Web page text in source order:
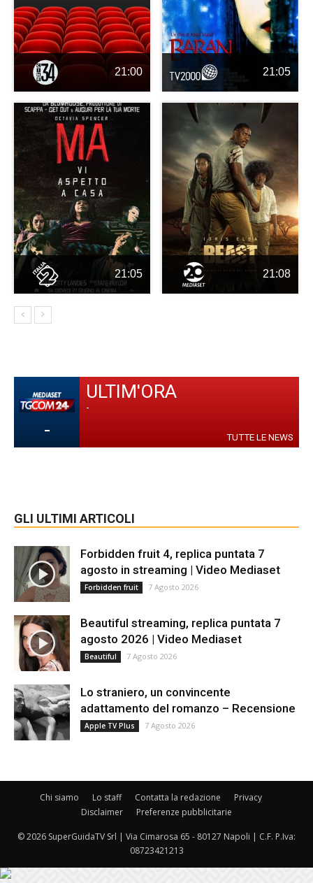
21:00 21:05
21:05 21:08
-
ULTIM'ORA
-
TUTTE LE NEWS
GLI ULTIMI ARTICOLI
Forbidden fruit 4, replica puntata 7
agosto in streaming | Video Mediaset
Forbidden fruit 7 Agosto 2026
Beautiful streaming, replica puntata 7
agosto 2026 | Video Mediaset
Beautiful 7 Agosto 2026
Lo straniero, un convincente
adattamento del romanzo – Recensione
Apple TV Plus 7 Agosto 2026
Chi siamo Lo staff Contatta la redazione
Privacy
Disclaimer
Preferenze pubblicitarie
© 2026 SuperGuidaTV Srl | Via Cimarosa 65 - 80127 Napoli | C.F. P.Iva:
08723421213